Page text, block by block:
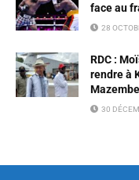
face au
28
RDC :
rendre à
30